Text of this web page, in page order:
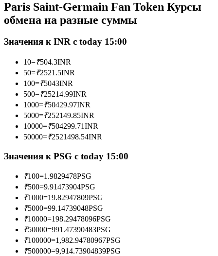
Наслаждайтесь распределением прибыли и комиссиями
за копи-трейдинг
Информация
Анализ больших данных, включая торговую информацию
и т. д.
Paris Saint-Germain Fan Token Курсы
обмена на разные суммы
Значения к INR с today 15:00
10=₹504.3INR
50=₹2521.5INR
100=₹5043INR
500=₹25214.99INR
1000=₹50429.97INR
5000=₹252149.85INR
10000=₹504299.71INR
50000=₹2521498.54INR
Значения к PSG с today 15:00
₹100=1.9829478PSG
₹500=9.91473904PSG
₹1000=19.82947809PSG
₹5000=99.14739048PSG
₹10000=198.29478096PSG
₹50000=991.47390483PSG
₹100000=1,982.94780967PSG
₹500000=9,914.73904839PSG